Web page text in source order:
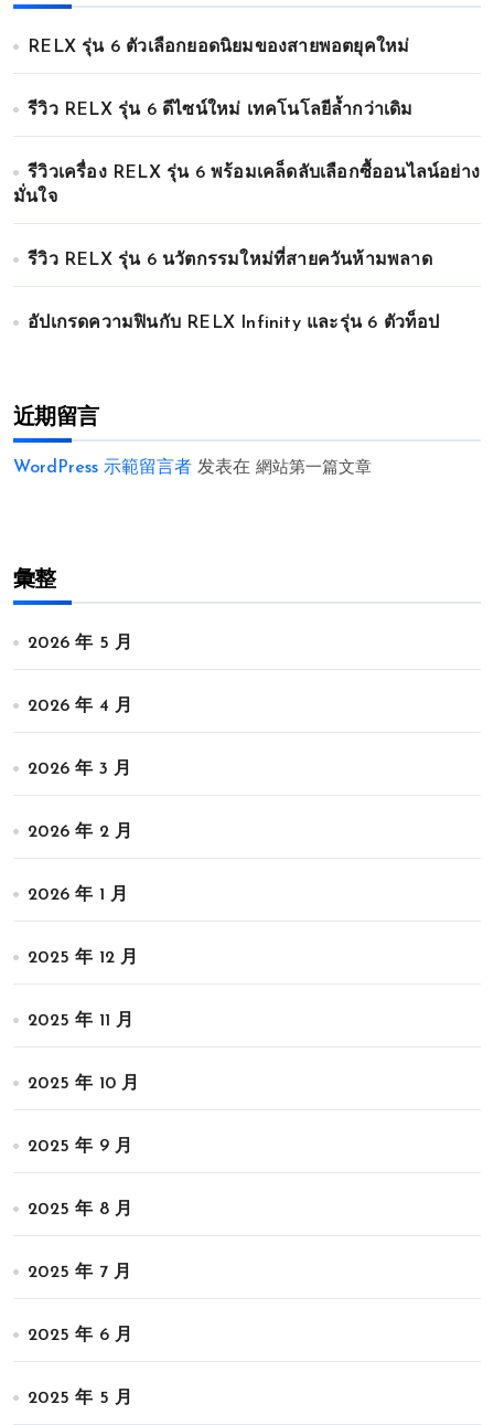
RELX รุ่น 6 ตัวเลือกยอดนิยมของสายพอตยุคใหม่
รีวิว RELX รุ่น 6 ดีไซน์ใหม่ เทคโนโลยีล้ำกว่าเดิม
รีวิวเครื่อง RELX รุ่น 6 พร้อมเคล็ดลับเลือกซื้ออนไลน์อย่าง
มั่นใจ
รีวิว RELX รุ่น 6 นวัตกรรมใหม่ที่สายควันห้ามพลาด
อัปเกรดความฟินกับ RELX Infinity และรุ่น 6 ตัวท็อป
近期留言
WordPress 示範留言者 发表在 網站第一篇文章
彙整
2026 年 5 月
2026 年 4 月
2026 年 3 月
2026 年 2 月
2026 年 1 月
2025 年 12 月
2025 年 11 月
2025 年 10 月
2025 年 9 月
2025 年 8 月
2025 年 7 月
2025 年 6 月
2025 年 5 月